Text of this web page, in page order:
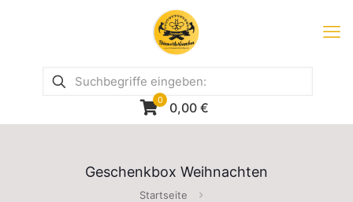
0 0,00 €
Geschenkbox Weihnachten
Startseite